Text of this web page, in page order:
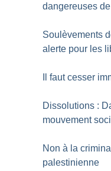
dangereuses
Soulèvements
alerte pour les
Il faut cesser
Dissolutions :
mouvement
Non à la
palestinienne